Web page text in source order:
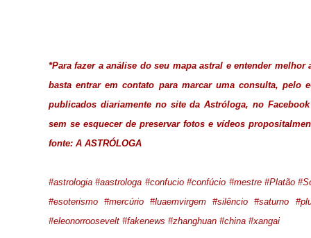
*Para fazer a análise do seu mapa astral e entender
basta entrar em contato para marcar uma consulta, pelo
publicados diariamente no site da Astróloga, no Facebook
sem se esquecer de preservar fotos e vídeos
fonte: A ASTRÓLOGA
#astrologia #aastrologa #confucio #confúcio #mestre #Platão
#esoterismo #mercúrio #luaemvirgem #silêncio #saturno
#eleonorroosevelt #fakenews #zhanghuan #china #xangai